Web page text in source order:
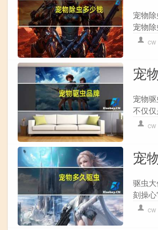
宠物
宠物
cw
宠
宠物
不仅
cw
宠
驱虫
刻操
cw